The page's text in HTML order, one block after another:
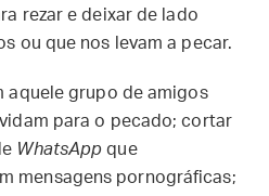
rezar e deixar de lado
ou que nos levam a pecar.
aquele grupo de amigos
para o pecado; cortar
WhatsApp que
mensagens pornográficas;